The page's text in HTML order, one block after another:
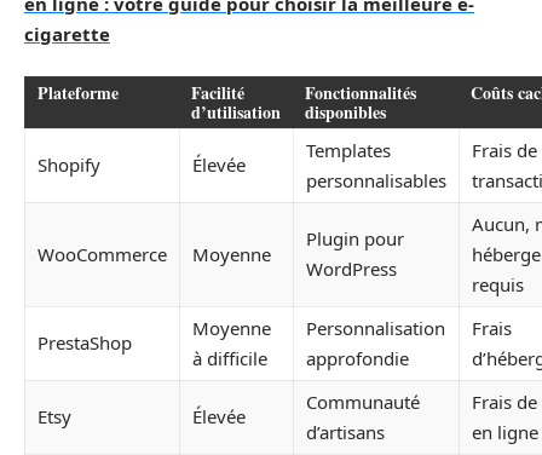
cigarette
Plateforme Facilité
d’utilisation
Fonctionnalités
disponibles
Coûts
Shopify Élevée
Templates
personnalisables
Frais de
WooCommerce Moyenne
Plugin pour
WordPress
Aucun,
requis
PrestaShop
Moyenne
à difficile
Personnalisation
approfondie
Frais
Etsy Élevée
Communauté
d’artisans
Frais
en ligne